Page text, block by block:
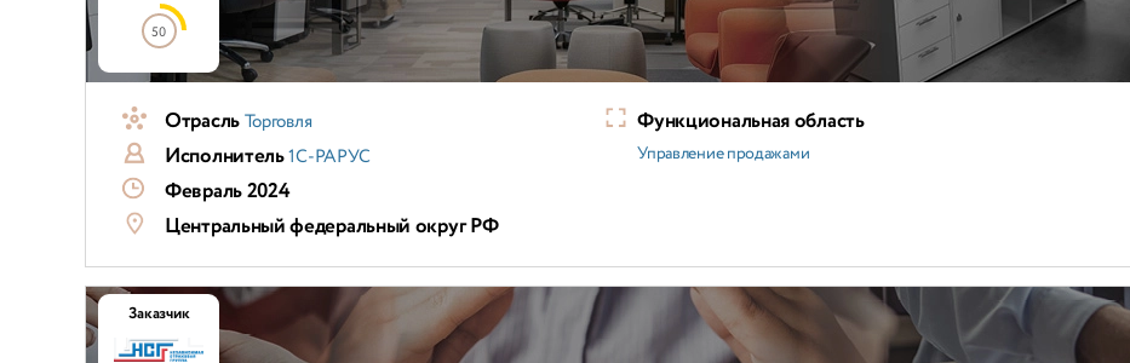
50
ОтрасльТорговля
Исполнитель1С-РАРУС
Февраль 2024
Центральный федеральный округ РФ
Функциональная область
Управление продажами
Заказчик